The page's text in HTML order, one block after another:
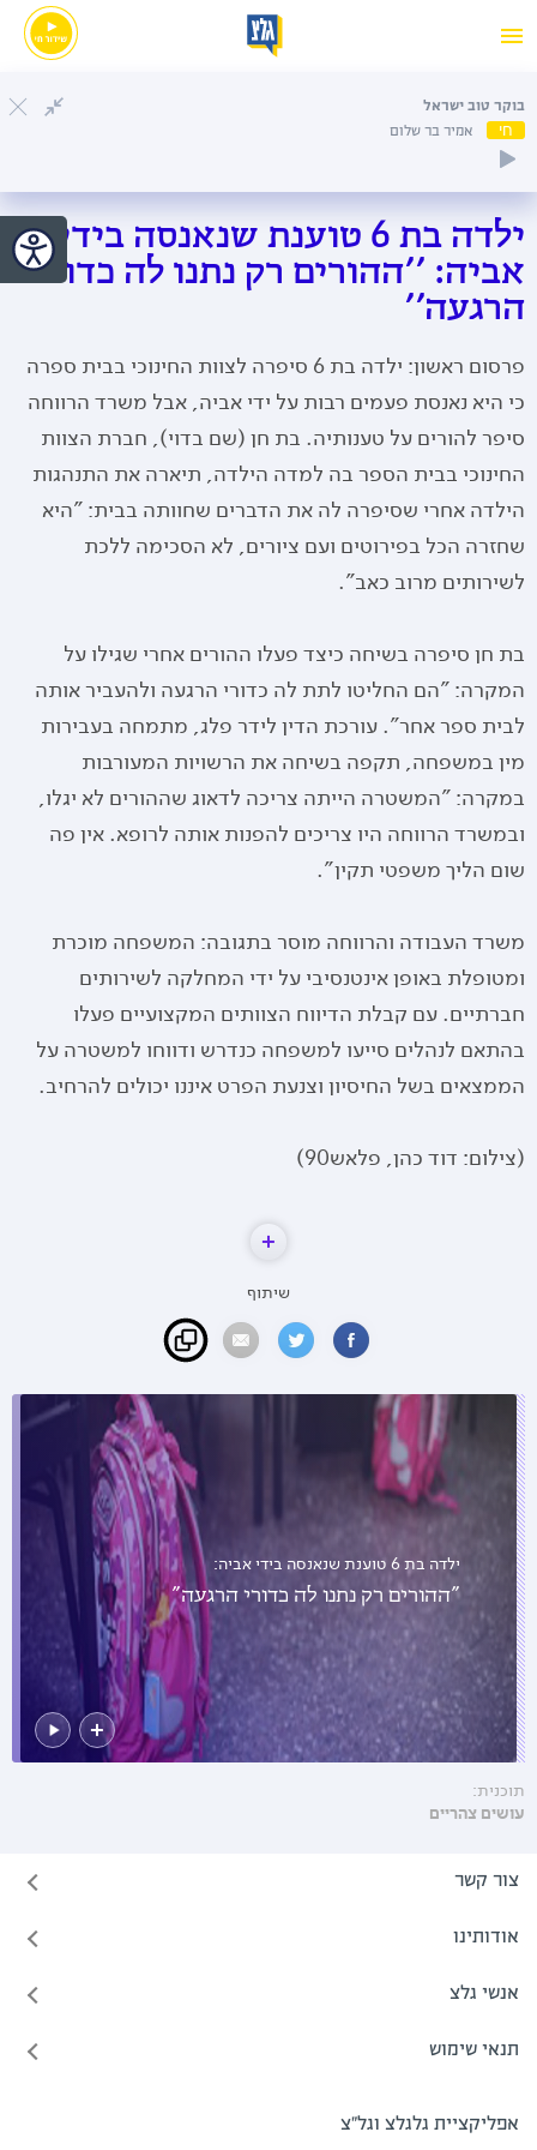
בוקר טוב ישראל
חי אמיר בר שלום
ילדה בת 6 טוענת שנאנסה בידי
אביה: ''ההורים רק נתנו לה כדורי
הרגעה''
פרסום ראשון: ילדה בת 6 סיפרה לצוות החינוכי בבית ספרה
כי היא נאנסת פעמים רבות על ידי אביה, אבל משרד הרווחה
סיפר להורים על טענותיה. בת חן (שם בדוי), חברת הצוות
החינוכי בבית הספר בה למדה הילדה, תיארה את התנהגות
הילדה אחרי שסיפרה לה את הדברים שחוותה בבית: "היא
שחזרה הכל בפירוטים ועם ציורים, לא הסכימה ללכת
לשירותים מרוב כאב".
בת חן סיפרה בשיחה כיצד פעלו ההורים אחרי שגילו על
המקרה: "הם החליטו לתת לה כדורי הרגעה ולהעביר אותה
לבית ספר אחר". עורכת הדין לידר פלג, מתמחה בעבירות
מין במשפחה, תקפה בשיחה את הרשויות המעורבות
במקרה: "המשטרה הייתה צריכה לדאוג שההורים לא יגלו,
ובמשרד הרווחה היו צריכים להפנות אותה לרופא. אין פה
שום הליך משפטי תקין".
משרד העבודה והרווחה מוסר בתגובה: המשפחה מוכרת
ומטופלת באופן אינטנסיבי על ידי המחלקה לשירותים
חברתיים. עם קבלת הדיווח הצוותים המקצועיים פעלו
בהתאם לנהלים סייעו למשפחה כנדרש ודווחו למשטרה על
הממצאים בשל החיסיון וצנעת הפרט איננו יכולים להרחיב.
(צילום: דוד כהן, פלאש90)
שיתוף
ילדה בת 6 טוענת שנאנסה בידי אביה:
"ההורים רק נתנו לה כדורי הרגעה"
תוכנית:
עושים צהריים
צור קשר
אודותינו
אנשי גלצ
תנאי שימוש
אפליקציית גלגלצ וגל"צ